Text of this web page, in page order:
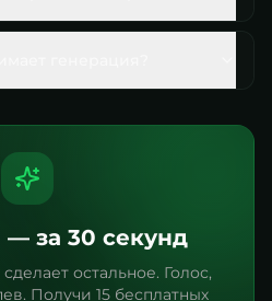
— за 30 секунд
остальное. Голос,
Получи 15 бесплатных